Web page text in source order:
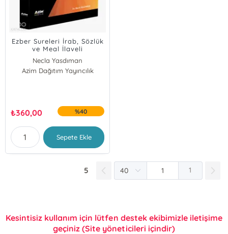
Ezber Sureleri İrab, Sözlük
ve Meal İlaveli
Necla Yasdıman
Azim Dağıtım Yayıncılık
₺360,00 %40
Sepete Ekle
5 1
Kesintisiz kullanım için lütfen destek ekibimizle iletişime
geçiniz (Site yöneticileri içindir)